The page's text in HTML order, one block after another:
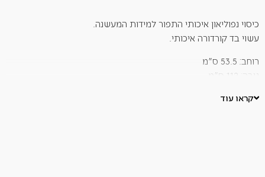
כיסוי נפוליאון איכותי התפור למידות המעשנה.
עשוי בד קורדורה איכותי.
רוחב: 53.5 ס"מ
קראו עוד